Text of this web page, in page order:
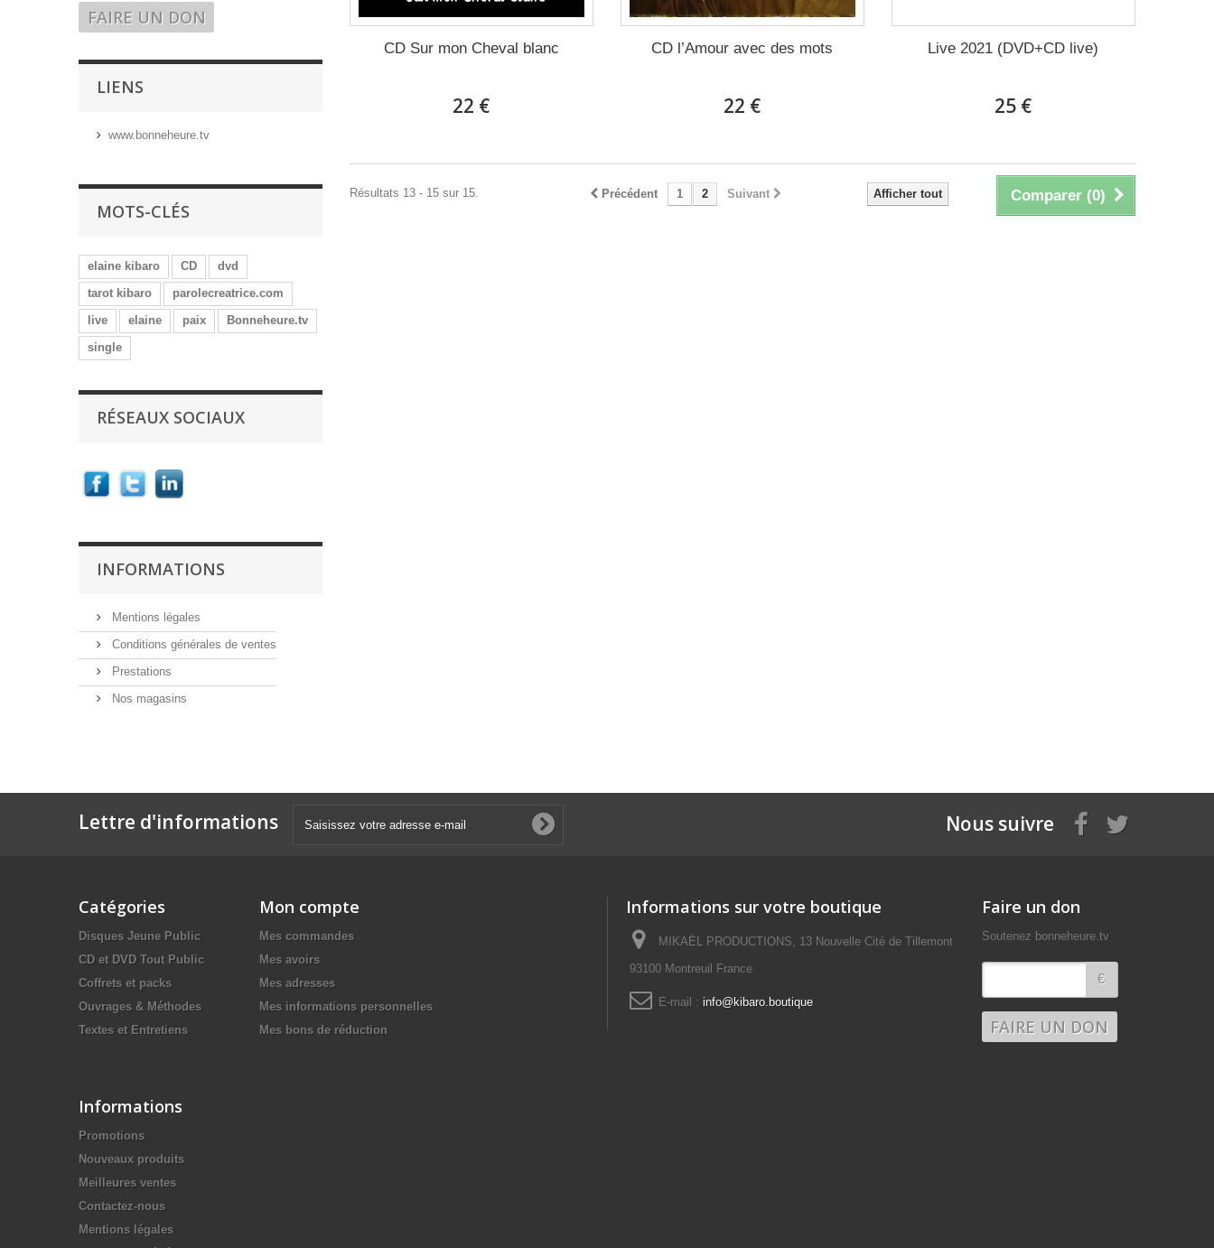
LIENS
www.bonneheure.tv
MOTS-CLÉS
elaine kibaro CD
dvd
tarot kibaro
parolecreatrice.com
live
elaine paix
Bonneheure.tv
single
RÉSEAUX SOCIAUX
INFORMATIONS
Mentions légales
Conditions générales de ventes
Prestations
Nos magasins
CD Sur mon Cheval blanc
22 €
CD l’Amour avec des mots
22 €
Live 2021 (DVD+CD live)
25 €
Comparer (0)
Afficher tout
Précédent 1 2 Suivant
Résultats 13 - 15 sur 15.
Lettre d'informations Nous suivre
Catégories
Disques Jeune Public
CD et DVD Tout Public
Coffrets et packs
Ouvrages & Méthodes
Textes et Entretiens
Mon compte
Mes commandes
Mes avoirs
Mes adresses
Mes informations personnelles
Mes bons de réduction
Informations sur votre boutique
MIKAËL PRODUCTIONS, 13 Nouvelle Cité de Tillemont
93100 Montreuil France
E-mail : info@kibaro.boutique
Faire un don
Soutenez bonneheure.tv
€
Informations
Promotions
Nouveaux produits
Meilleures ventes
Contactez-nous
Mentions légales